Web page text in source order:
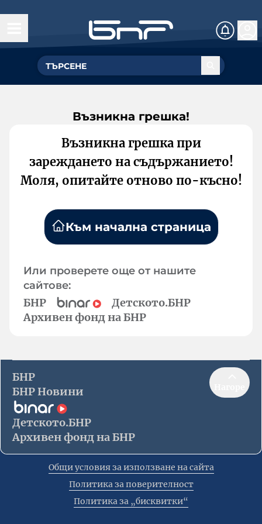
Възникна грешка!
Възникна грешка при
зареждането на съдържанието!
Моля, опитайте отново по-късно!
Към начална страница
Или проверете още от нашите
сайтове:
БНР
Детското.БНР
Архивен фонд на БНР
БНР
БНР Новини
Детското.БНР
Архивен фонд на БНР
Общи условия за използване на сайта
Политика за поверителност
Политика за „бисквитки“